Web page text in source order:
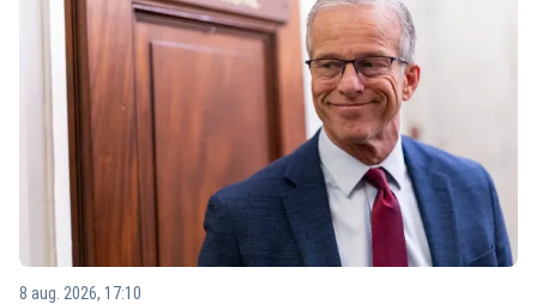
8 aug. 2026, 17:10